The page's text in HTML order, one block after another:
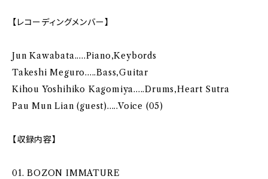
【レコーディングメンバー】
Jun Kawabata.....Piano,Keybords
Takeshi Meguro.....Bass,Guitar
Kihou Yoshihiko Kagomiya.....Drums,Heart Sutra
Pau Mun Lian (guest).....Voice (05)
【収録内容】
01. BOZON IMMATURE